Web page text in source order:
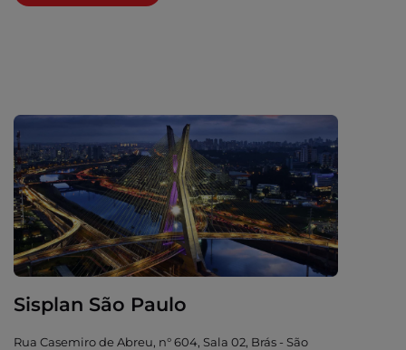
Sisplan São Paulo
Rua Casemiro de Abreu, n° 604, Sala 02, Brás - São